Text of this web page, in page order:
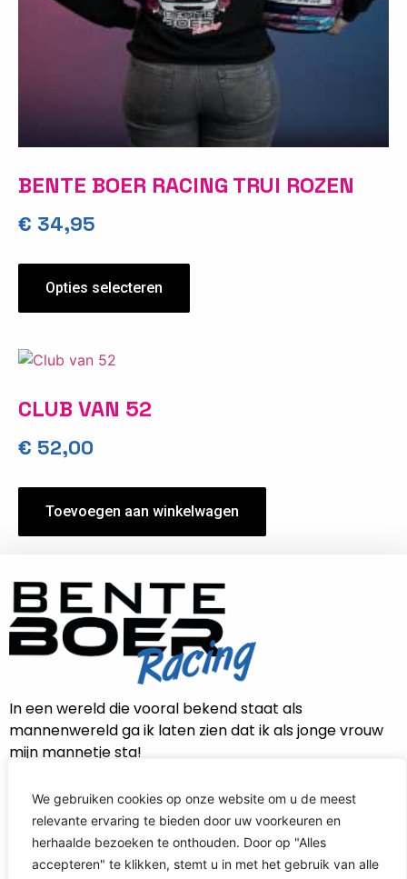
We gebruiken cookies op onze website om u de meest
relevante ervaring te bieden door uw voorkeuren en
herhaalde bezoeken te onthouden. Door op "Alles
accepteren" te klikken, stemt u in met het gebruik van alle
BENTE BOER RACING TRUI ROZEN
€ 34,95
Opties selecteren
CLUB VAN 52
€ 52,00
Toevoegen aan winkelwagen
In een wereld die vooral bekend staat als
mannenwereld ga ik laten zien dat ik als jonge vrouw
mijn mannetje sta!
CONTACT INFORMATIE
info@benteboerracing.nl